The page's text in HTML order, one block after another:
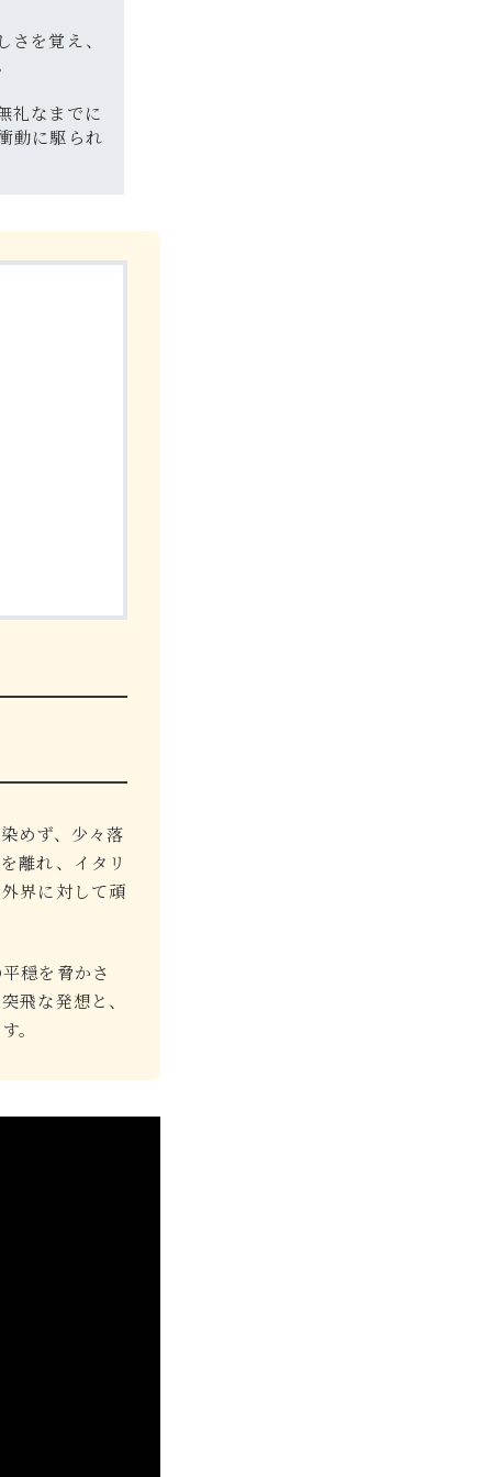
を覚え、
礼なまでに
動に駆られ
めず、少々落
離れ、イタリ
界に対して頑
穏を脅かさ
飛な発想と、
。